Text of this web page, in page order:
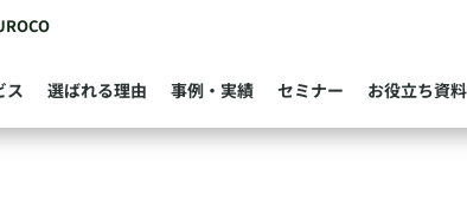
ス 選ばれる理由 事例・実績 セミナー お役立ち資料